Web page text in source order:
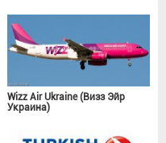
Wizz Air Ukraine (Визз Эйр
Украина)